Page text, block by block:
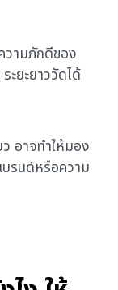
วามภักดีของ
ะยะยาววัดได้
อาจทำให้มอง
รนด์หรือความ